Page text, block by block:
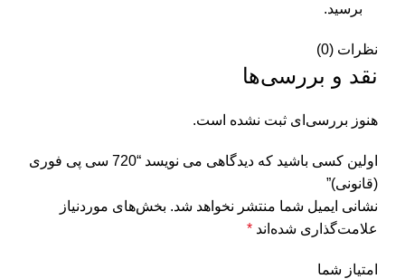
برسید.
نظرات (0)
نقد و بررسی‌ها
هنوز بررسی‌ای ثبت نشده است.
اولین کسی باشید که دیدگاهی می نویسد “720 سی پی فوری
(قانونی)”
نشانی ایمیل شما منتشر نخواهد شد. بخش‌های موردنیاز
علامت‌گذاری شده‌اند *
امتیاز شما